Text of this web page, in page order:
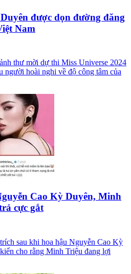
được dọn đường đăng
Nam
thư mời dự thi Miss Universe 2024
người hoài nghi về độ công tâm của
Cao Kỳ Duyên, Minh
cực gắt
sau khi hoa hậu Nguyễn Cao Kỳ
cho rằng Minh Triệu đang lợi